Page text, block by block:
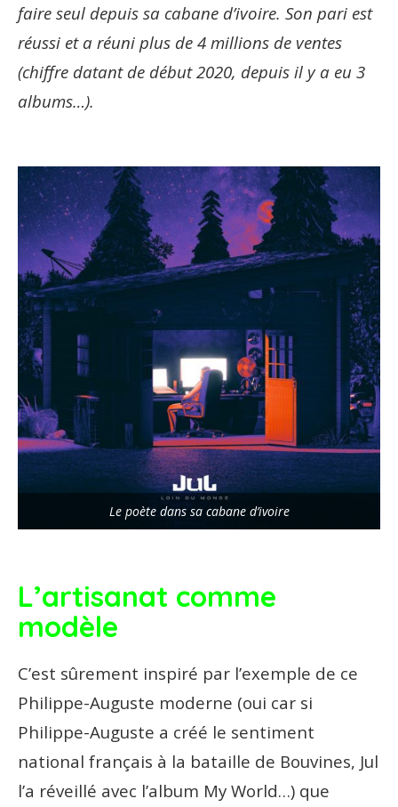
faire seul depuis sa cabane d’ivoire. Son pari est
réussi et a réuni plus de 4 millions de ventes
(chiffre datant de début 2020, depuis il y a eu 3
albums…).
Le poète dans sa cabane d’ivoire
L’artisanat comme
modèle
C’est sûrement inspiré par l’exemple de ce
Philippe-Auguste moderne (oui car si
Philippe-Auguste a créé le sentiment
national français à la bataille de Bouvines, Jul
l’a réveillé avec l’album My World…) que